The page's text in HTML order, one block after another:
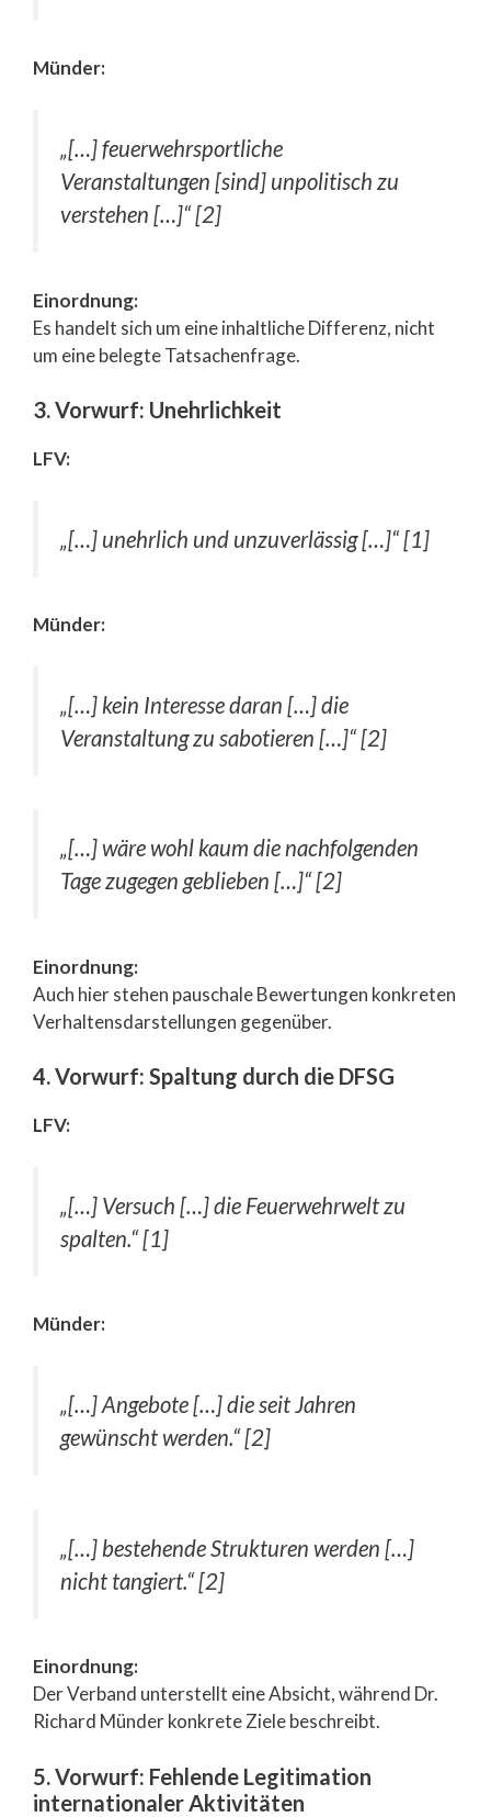
Münder:
„[…] feuerwehrsportliche
Veranstaltungen [sind] unpolitisch zu
verstehen […]“ [2]
Einordnung:
Es handelt sich um eine inhaltliche Differenz, nicht
um eine belegte Tatsachenfrage.
3. Vorwurf: Unehrlichkeit
LFV:
„[…] unehrlich und unzuverlässig […]“ [1]
Münder:
„[…] kein Interesse daran […] die
Veranstaltung zu sabotieren […]“ [2]
„[…] wäre wohl kaum die nachfolgenden
Tage zugegen geblieben […]“ [2]
Einordnung:
Auch hier stehen pauschale Bewertungen konkreten
Verhaltensdarstellungen gegenüber.
4. Vorwurf: Spaltung durch die DFSG
LFV:
„[…] Versuch […] die Feuerwehrwelt zu
spalten.“ [1]
Münder:
„[…] Angebote […] die seit Jahren
gewünscht werden.“ [2]
„[…] bestehende Strukturen werden […]
nicht tangiert.“ [2]
Einordnung:
Der Verband unterstellt eine Absicht, während Dr.
Richard Münder konkrete Ziele beschreibt.
5. Vorwurf: Fehlende Legitimation
internationaler Aktivitäten